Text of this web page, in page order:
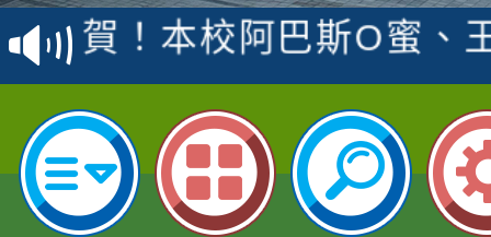
賽 洪綺君教師榮獲社
名
賀！本校阿巴斯O蜜、
倩參加桃園市科展 國
名 指導老師王老師、
賀！本校四年二班張O
園市英語競賽國小朗讀
指導老師林老師
賀！本校參加桃園市中
賽 劉文瑛教師榮獲教
賀！本校參與2026世